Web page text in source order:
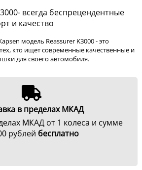
всегда беспрецендентные
и качество
модель Reassurer K3000 - это
кто ищет современные качественные и
для своего автомобиля.
в пределах МКАД
МКАД от 1 колеса и сумме
рублей бесплатно